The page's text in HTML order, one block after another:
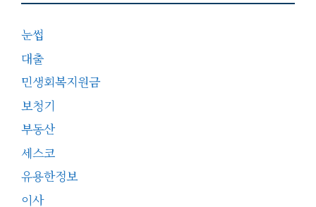
눈썹
대출
민생회복지원금
보청기
부동산
세스코
유용한정보
이사